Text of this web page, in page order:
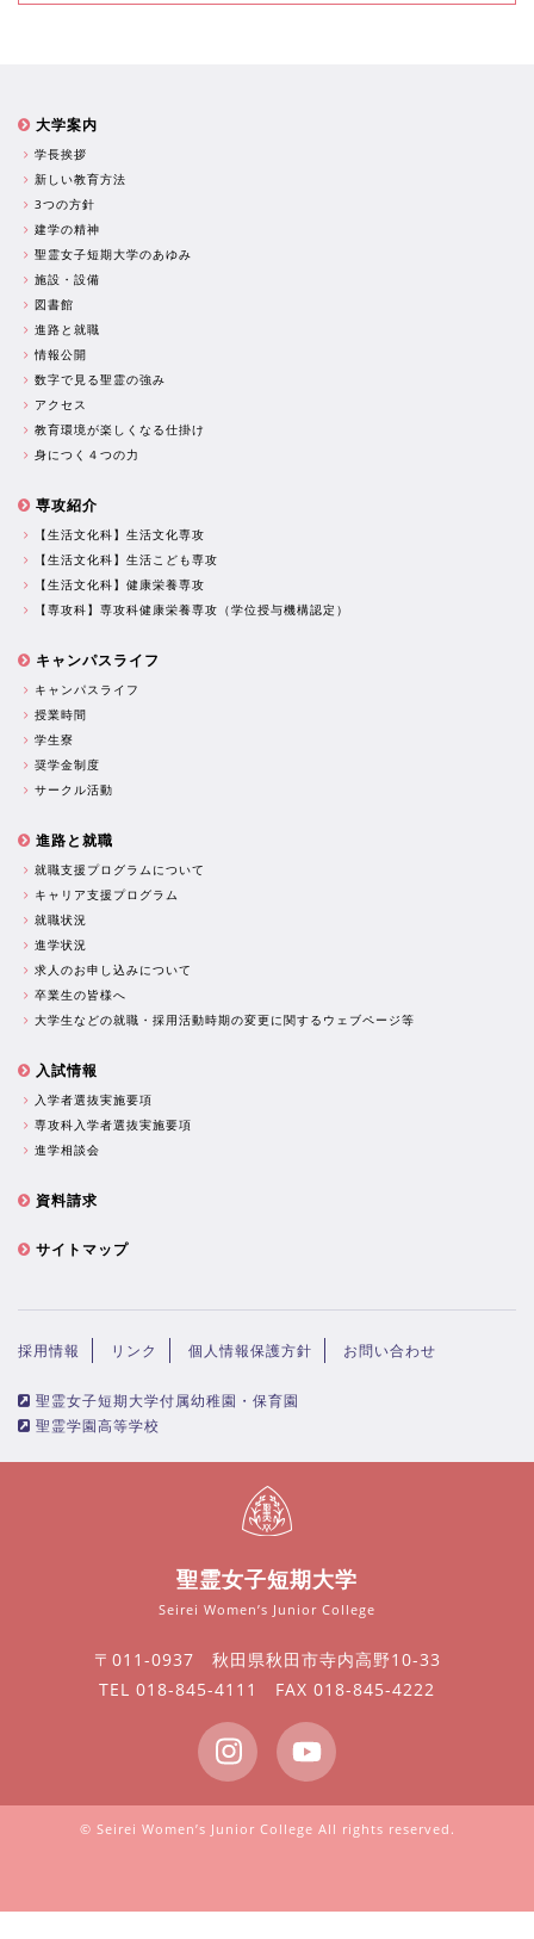
大学案内
学長挨拶
新しい教育方法
3つの方針
建学の精神
聖霊女子短期大学のあゆみ
施設・設備
図書館
進路と就職
情報公開
数字で見る聖霊の強み
アクセス
教育環境が楽しくなる仕掛け
身につく４つの力
専攻紹介
【生活文化科】生活文化専攻
【生活文化科】生活こども専攻
【生活文化科】健康栄養専攻
【専攻科】専攻科健康栄養専攻（学位授与機構認定）
キャンパスライフ
キャンパスライフ
授業時間
学生寮
奨学金制度
サークル活動
進路と就職
就職支援プログラムについて
キャリア支援プログラム
就職状況
進学状況
求人のお申し込みについて
卒業生の皆様へ
大学生などの就職・採用活動時期の変更に関するウェブページ等
入試情報
入学者選抜実施要項
専攻科入学者選抜実施要項
進学相談会
資料請求
サイトマップ
採用情報 リンク 個人情報保護方針 お問い合わせ
聖霊女子短期大学付属幼稚園・保育園
聖霊学園高等学校
聖霊女子短期大学
Seirei Women’s Junior College
〒011-0937 秋田県秋田市寺内高野10-33
TEL 018-845-4111 FAX 018-845-4222
© Seirei Women’s Junior College All rights reserved.